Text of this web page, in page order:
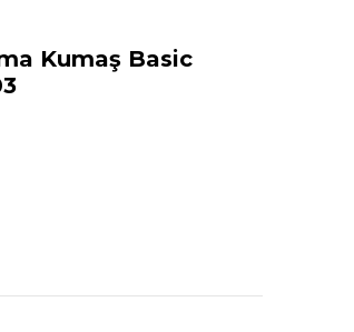
Kumaş Basic